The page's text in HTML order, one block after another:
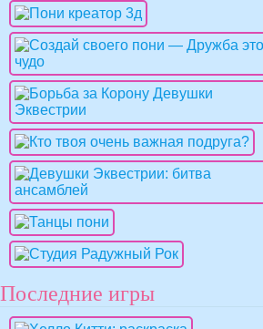
Последние игры